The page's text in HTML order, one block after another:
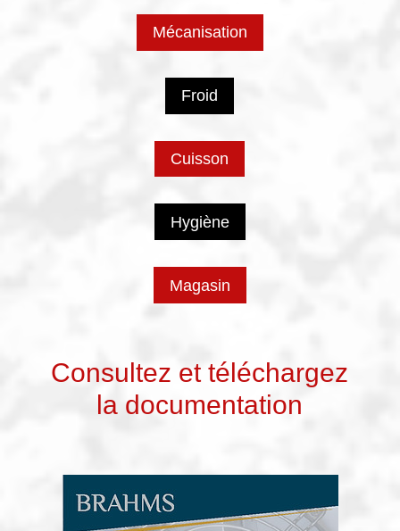
Mécanisation
Froid
Cuisson
Hygiène
Magasin
Consultez et téléchargez
la documentation